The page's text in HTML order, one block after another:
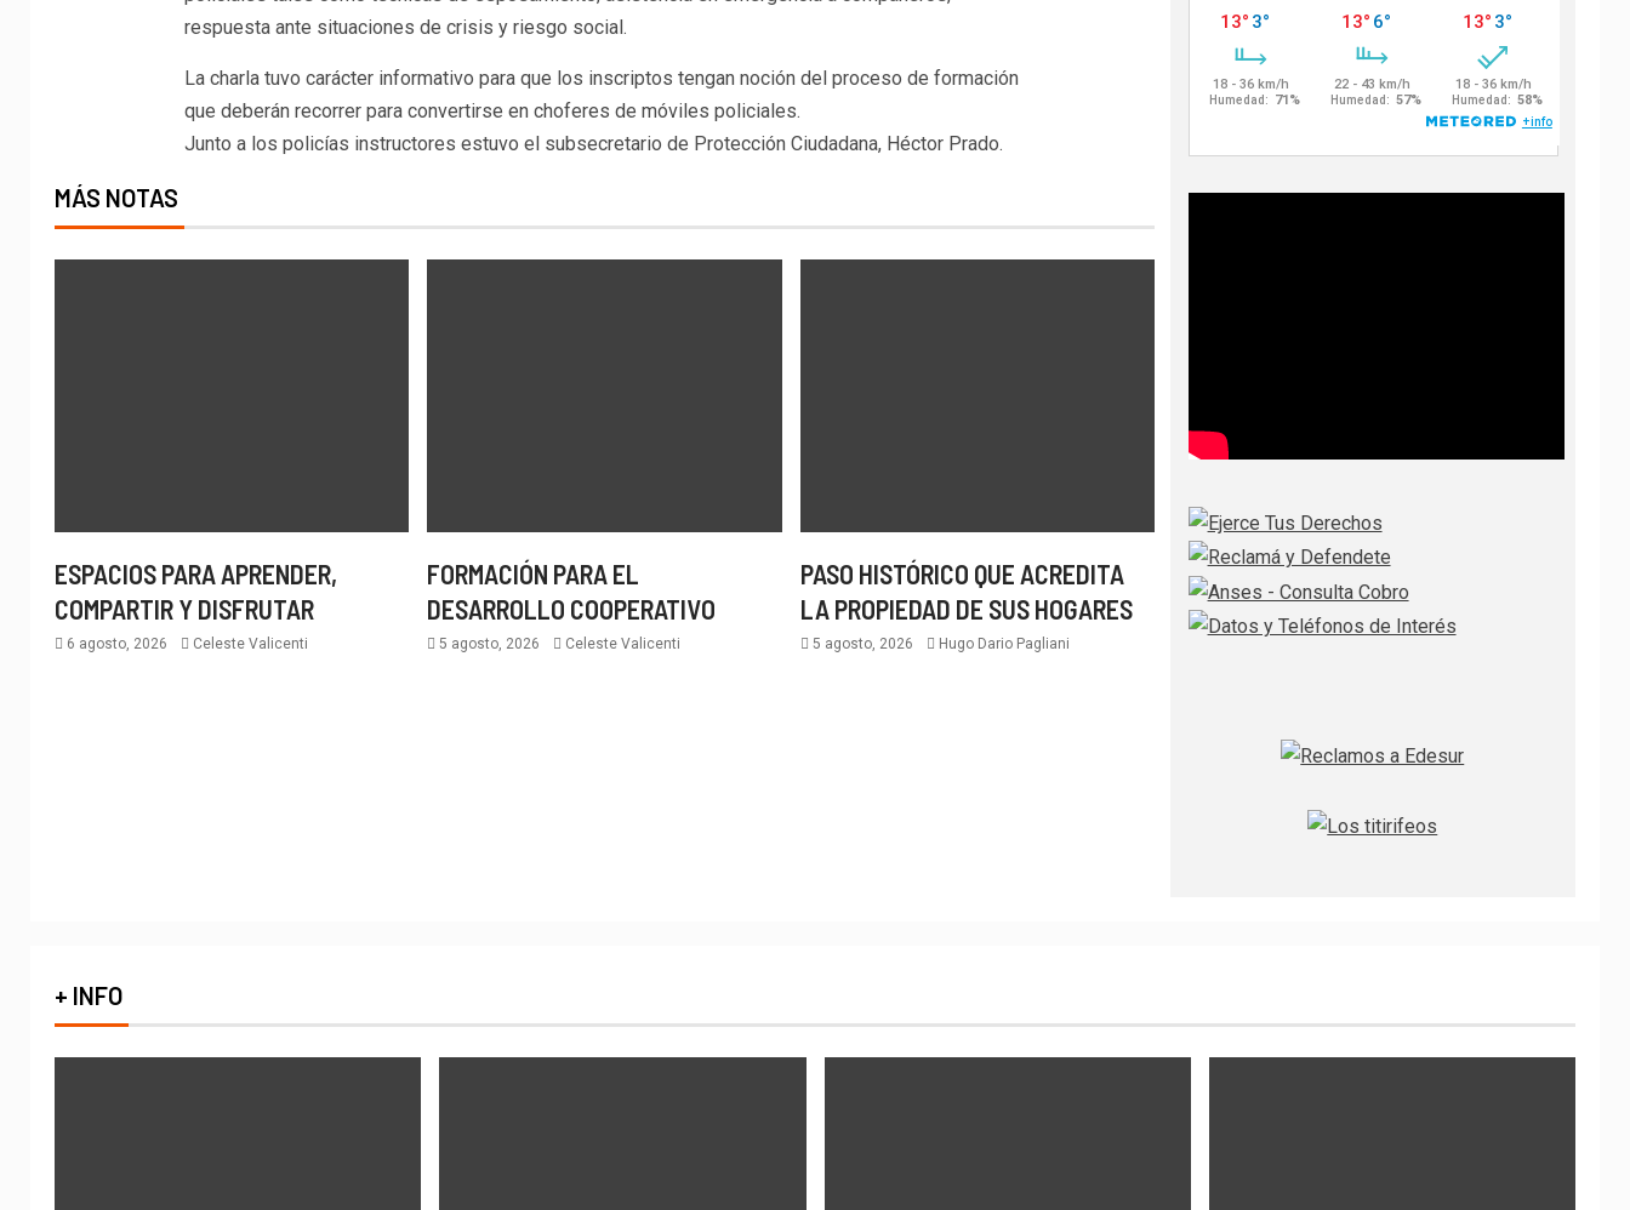
respuesta ante situaciones de crisis y riesgo social.
La charla tuvo carácter informativo para que los inscriptos tengan noción del proceso de formación
que deberán recorrer para convertirse en choferes de móviles policiales.
Junto a los policías instructores estuvo el subsecretario de Protección Ciudadana, Héctor Prado.
MÁS NOTAS
ESPACIOS PARA APRENDER,
COMPARTIR Y DISFRUTAR
6 agosto, 2026 Celeste Valicenti
FORMACIÓN PARA EL
DESARROLLO COOPERATIVO
5 agosto, 2026 Celeste Valicenti
PASO HISTÓRICO QUE ACREDITA
LA PROPIEDAD DE SUS HOGARES
5 agosto, 2026 Hugo Dario Pagliani
+ INFO